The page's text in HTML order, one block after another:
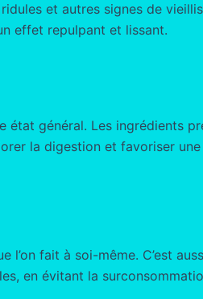
et autres signes de
effet repulpant et lissant.
général. Les ingrédients
la digestion et favoriser
fait à soi-même. C’est
en évitant la